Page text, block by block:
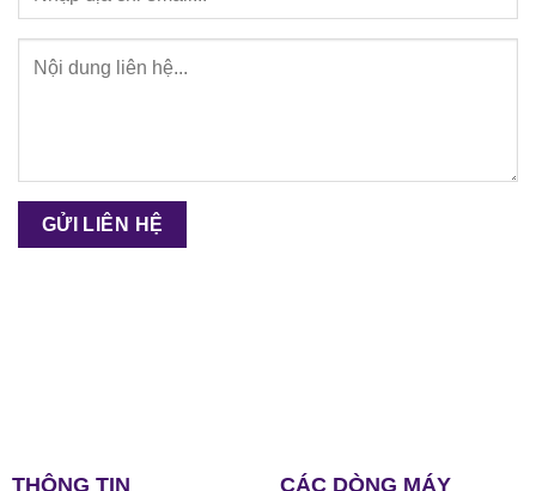
THÔNG TIN CÁC DÒNG MÁY